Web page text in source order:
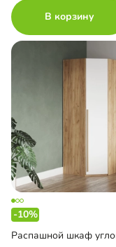
В корзину
-10%